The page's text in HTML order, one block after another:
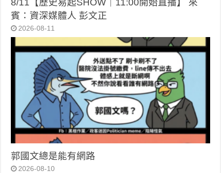
8/11【歷史易起SHOW｜11:00開始直播】 來
賓：資深媒體人 彭文正
2026-08-11
郭國文總是能有網路
2026-08-10